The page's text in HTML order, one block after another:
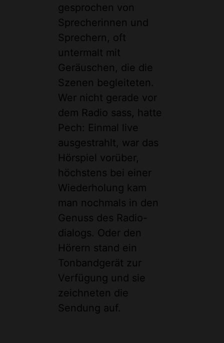
gesprochen von
Sprecherinnen und
Sprechern, oft
untermalt mit
Geräuschen, die die
Szenen begleiteten.
Wer nicht gerade vor
dem Radio sass, hatte
Pech: Einmal live
ausgestrahlt, war das
Hörspiel vorüber,
höchstens bei einer
Wiederholung kam
man nochmals in den
Genuss des Radio-
dialogs. Oder den
Hörern stand ein
Tonbandgerät zur
Verfügung und sie
zeichneten die
Sendung auf.